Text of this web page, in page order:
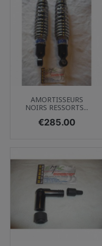
AMORTISSEURS
NOIRS RESSORTS...
Price
€285.00